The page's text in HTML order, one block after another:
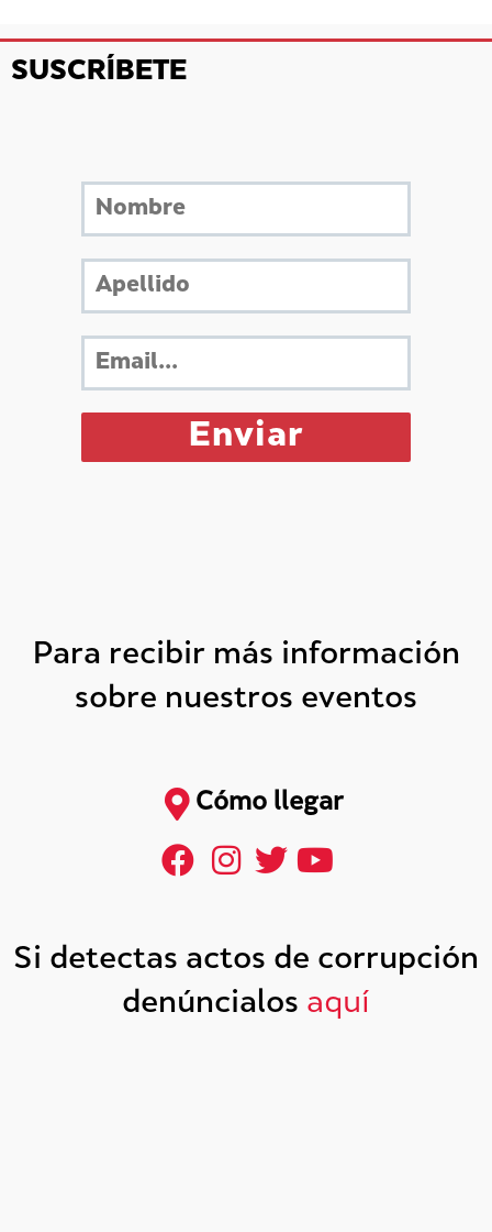
SUSCRÍBETE
Para recibir más información
sobre nuestros eventos
Cómo llegar
Si detectas actos de corrupción
denúncialos aquí